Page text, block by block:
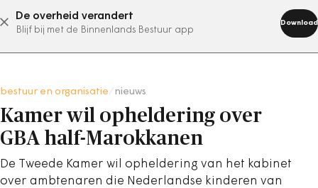
De overheid verandert
Blijf bij met de Binnenlands Bestuur app
Download
abonneer nu
bestuur en organisatie nieuws
Kamer wil opheldering over
GBA half-Marokkanen
De Tweede Kamer wil opheldering van het kabinet
over ambtenaren die Nederlandse kinderen van